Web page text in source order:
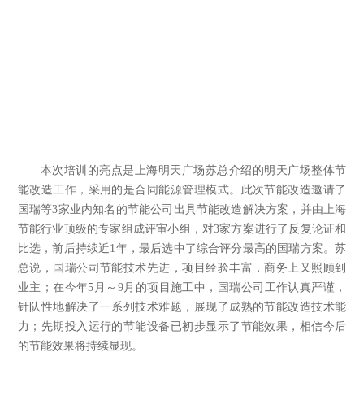
本次培训的亮点是上海明天广场苏总介绍的明天广场整体节
能改造工作，采用的是合同能源管理模式。此次节能改造邀请了
国瑞等3家业内知名的节能公司出具节能改造解决方案，并由上海
节能行业顶级的专家组成评审小组，对3家方案进行了反复论证和
比选，前后持续近1 年，最后选中了综合评分最高的国瑞方案。苏
总说，国瑞公司节能技术先进，项目经验丰富，商务上又照顾到
业主；在今年5 月～ 9月的项目施工中，国瑞公司工作认真严谨，
针队性地解决了一系列技术难题，展现了成熟的节能改造技术能
力；先期投入运行的节能设备已初步显示了节能效果，相信今后
的节能效果将持续显现。